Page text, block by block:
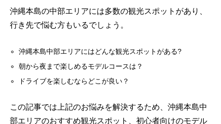
沖縄本島の中部エリアには多数の観光スポットがあり、
行き先で悩む方もいるでしょう。
沖縄本島中部エリアにはどんな観光スポットがある?
朝から夜まで楽しめるモデルコースは？
ドライブを楽しむならどこが良い？
この記事では上記のお悩みを解決するため、沖縄本島中
部エリアのおすすめ観光スポット、初心者向けのモデル